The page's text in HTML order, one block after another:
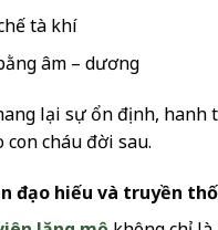
tà khí
âm – dương
lại sự ổn định, hanh
con cháu đời sau.
đạo hiếu và truyền